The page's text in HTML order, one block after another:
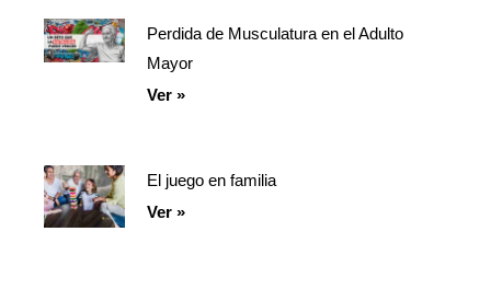
Perdida de Musculatura en el Adulto
Mayor
Ver »
El juego en familia
Ver »